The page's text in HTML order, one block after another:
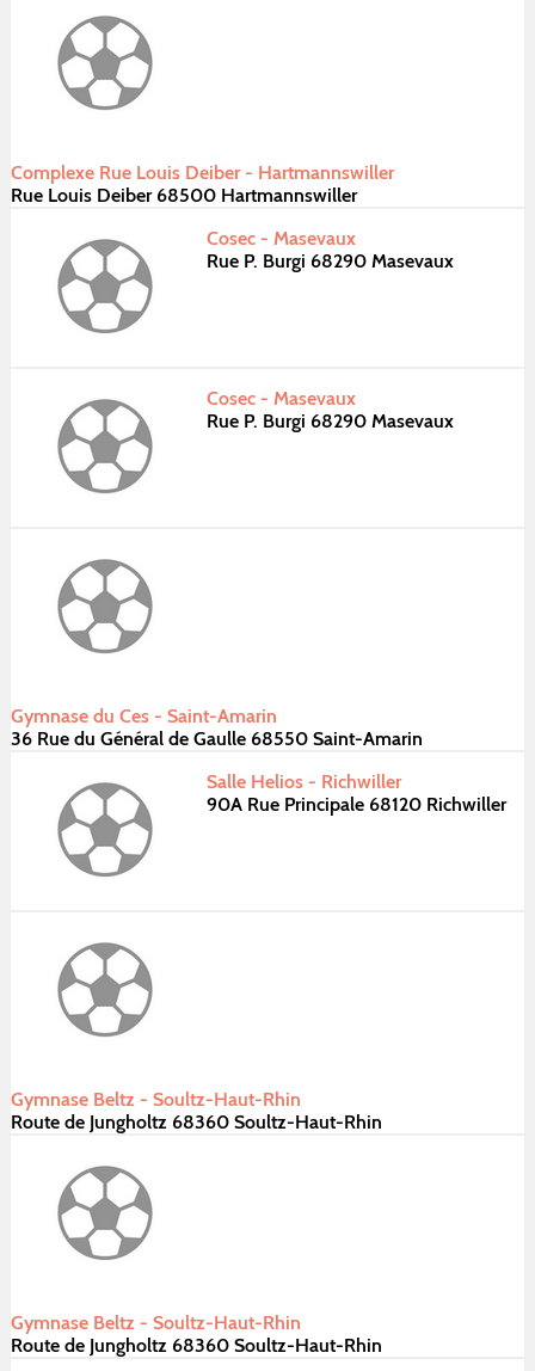
Complexe Rue Louis Deiber - Hartmannswiller
Rue Louis Deiber 68500 Hartmannswiller
Cosec - Masevaux
Rue P. Burgi 68290 Masevaux
Cosec - Masevaux
Rue P. Burgi 68290 Masevaux
Gymnase du Ces - Saint-Amarin
36 Rue du Général de Gaulle 68550 Saint-Amarin
Salle Helios - Richwiller
90A Rue Principale 68120 Richwiller
Gymnase Beltz - Soultz-Haut-Rhin
Route de Jungholtz 68360 Soultz-Haut-Rhin
Gymnase Beltz - Soultz-Haut-Rhin
Route de Jungholtz 68360 Soultz-Haut-Rhin